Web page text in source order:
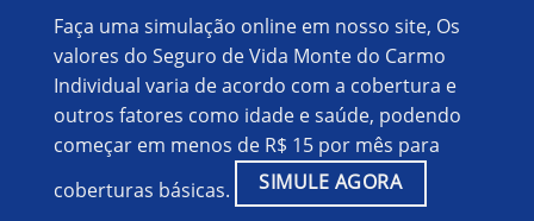
Faça uma simulação online em nosso site, Os
valores do Seguro de Vida Monte do Carmo
Individual varia de acordo com a cobertura e
outros fatores como idade e saúde, podendo
começar em menos de R$ 15 por mês para
coberturas básicas.
SIMULE AGORA